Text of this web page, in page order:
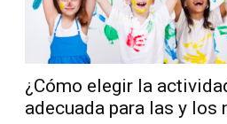
¿Cómo elegir la
adecuada para las y los